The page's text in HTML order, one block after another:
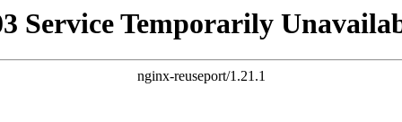
Service Temporarily
nginx-reuseport/1.21.1